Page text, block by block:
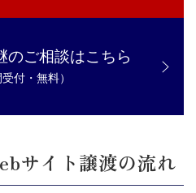
のご相談はこちら
受付・無料）
サイト譲渡の流れ